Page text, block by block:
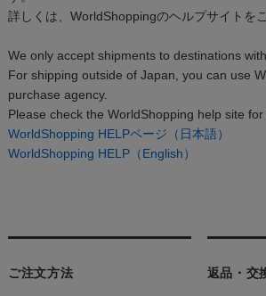
詳しくは、WorldShoppingのヘルプサイトを
We only accept shipments to destinations
For shipping outside of Japan, you can use
purchase agency.
Please check the WorldShopping help site for
WorldShopping HELPページ（日本語）
WorldShopping HELP（English）
ご注文方法 返品・交